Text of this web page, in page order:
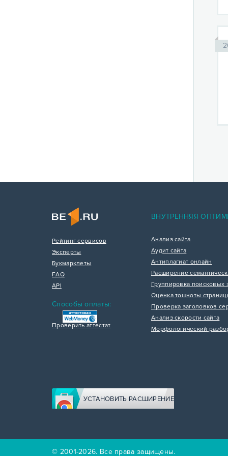
Рейтинг сервисов
Эксперты
Букмарклеты
FAQ
API
Способы оплаты:
Проверить аттестат
ВНУТРЕННЯЯ
Анализ сайта
Аудит сайта
Антиплагиат онлайн
Расширение
Группировка поисковых
Оценка тошноты
Проверка заголовков
Анализ скорости сайта
Морфологический
УСТАНОВИТЬ РАСШИРЕНИЕ
© 2001-2026. Все права защищены.